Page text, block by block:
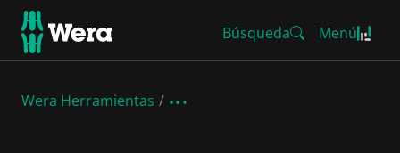
Búsqueda Menú
Wera Herramientas